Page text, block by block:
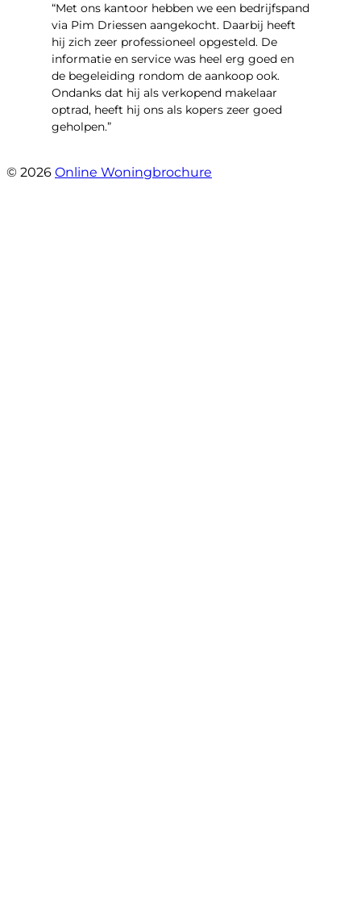
“Met ons kantoor hebben we een bedrijfspand
via Pim Driessen aangekocht. Daarbij heeft
hij zich zeer professioneel opgesteld. De
informatie en service was heel erg goed en
de begeleiding rondom de aankoop ook.
Ondanks dat hij als verkopend makelaar
optrad, heeft hij ons als kopers zeer goed
geholpen.”
© 2026 Online Woningbrochure